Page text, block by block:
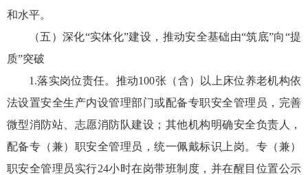
和水平。
（五）深化“实体化”建设，推动安全基础由“筑底”向“提
质”突破
1.落实岗位责任。推动100张（含）以上床位养老机构依
法设置安全生产内设管理部门或配备专职安全管理员，完善
微型消防站、志愿消防队建设；其他机构明确安全负责人，
配备专（兼）职安全管理员，统一佩戴标识上岗。专（兼）
职安全管理员实行24小时在岗带班制度，并在醒目位置公示